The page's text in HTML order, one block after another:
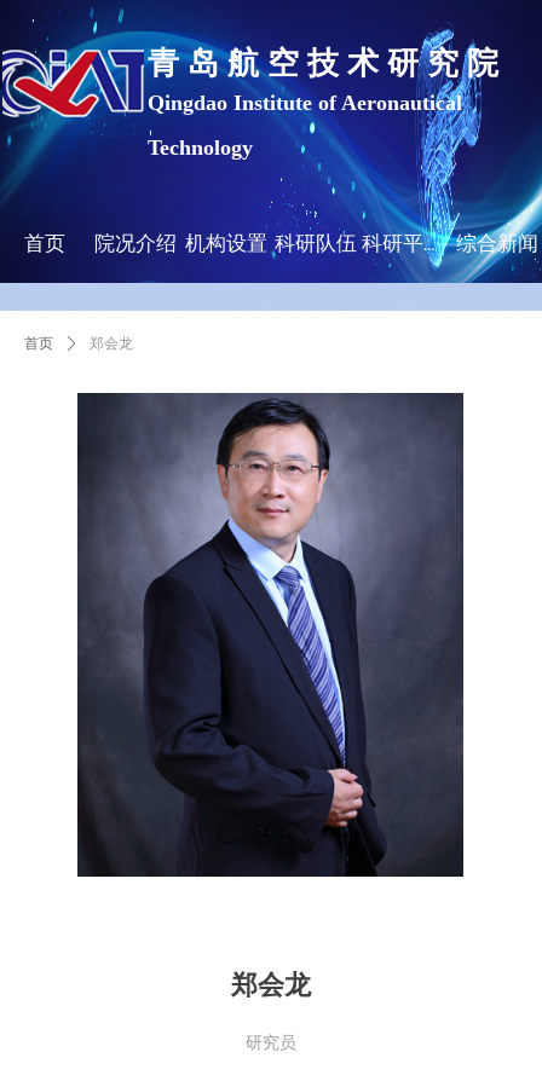
首页 院况介绍 机构设置 科研队伍 科研平台及成果 综合新闻
青 岛 航 空 技 术 研 究 院
Qingdao Institute of Aeronautical
Technology
首页 ꄲ 郑会龙
郑会龙
研究员